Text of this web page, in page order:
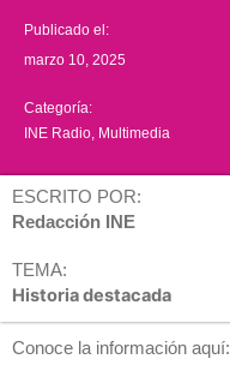
Publicado el:
marzo 10, 2025
Categoría:
INE Radio Multimedia
ESCRITO POR:
Redacción INE
TEMA:
Historia destacada
Conoce la información aquí: